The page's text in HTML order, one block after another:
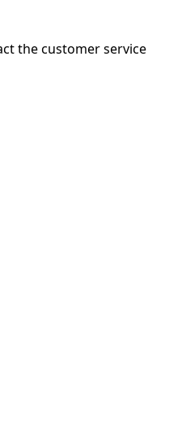
the customer service